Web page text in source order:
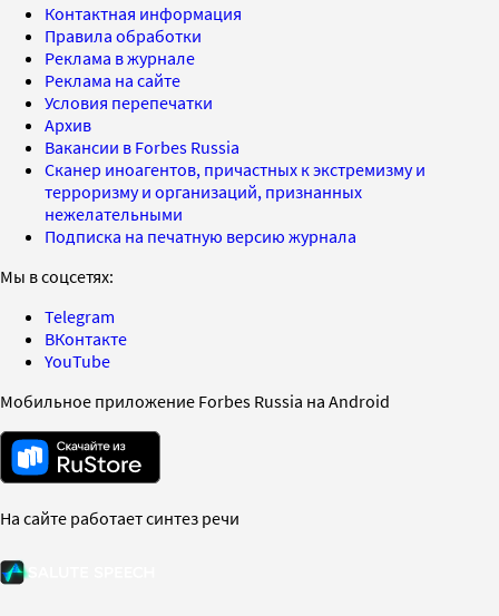
Контактная информация
Правила обработки
Реклама в журнале
Реклама на сайте
Условия перепечатки
Архив
Вакансии в Forbes Russia
Сканер иноагентов, причастных к экстремизму и
терроризму и организаций, признанных
нежелательными
Подписка на печатную версию журнала
Мы в соцсетях:
Telegram
ВКонтакте
YouTube
Мобильное приложение Forbes Russia на Android
На сайте работает синтез речи